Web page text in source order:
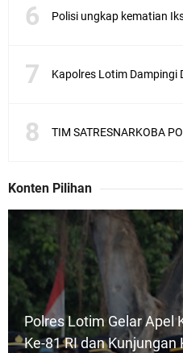
Polisi ungkap kematian
Konten Pilihan
Polres Lotim Gelar Apel
Ke-81 RI dan Kunjungan